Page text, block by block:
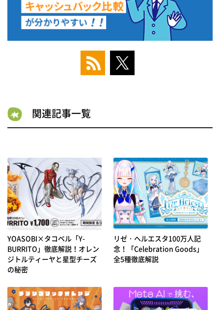
関連記事一覧
YOASOBI×タコベル「Y-
BURRITO」徹底解説！オレン
ジトルティーヤと星型チーズ
の秘密
リゼ・ヘルエスタ100万人記
念！「Celebration Goods」
全5種徹底解説